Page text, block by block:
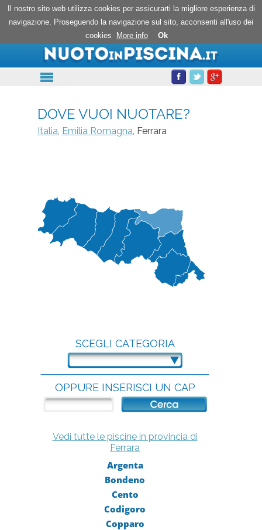
Nuoto in piscina
DOVE VUOI NUOTARE?
Italia, Emilia Romagna, Ferrara
SCEGLI CATEGORIA
OPPURE INSERISCI UN CAP
Vedi tutte le piscine in provincia di
Ferrara
Argenta
Bondeno
Cento
Codigoro
Copparo
Il nostro sito web utilizza cookies per assicurarti la migliore esperienza di
navigazione. Proseguendo la navigazione sul sito, acconsenti all'uso dei
cookies
More info Ok